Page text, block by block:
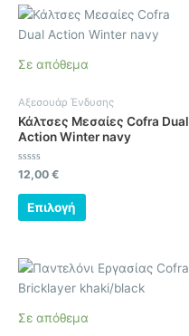
Σε απόθεμα
Αξεσουάρ Ένδυσης
Κάλτσες Μεσαίες Cofra Dual
Action Winter navy
Βαθμολογήθηκε
με
0
από
12,00 €
Επιλογή
Αυτό
το
έχει
παραλλαγές.
Οι
να
του
προϊόντος
Σε απόθεμα
Αυτό
το
έχει